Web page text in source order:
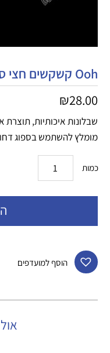
Ooh קשקשים חצי סהר
₪28.00
שבלונות איכותיות, תוצרת
מומלץ להשתמש בספוג
כמות
הוסף למועדפים